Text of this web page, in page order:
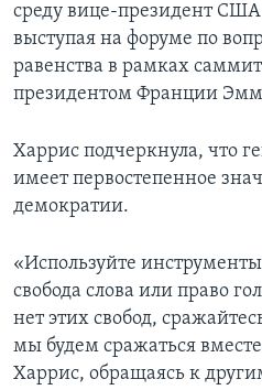
среду вице-президент
выступая на форуме по
равенства в рамках
президентом Франции
Харрис подчеркнула, что
имеет первостепенное
демократии.
«Используйте
свобода слова или право
нет этих свобод,
мы будем сражаться
Харрис, обращаясь к